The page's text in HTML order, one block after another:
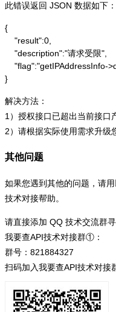
此错误返回 JSON 数据如下：
{
    "result":0,
    "description":"请求受限",
"flag":"getIPAddressInfo-
}
解决方法：
1）授权接口已超出当前接口
2）请根据实际使用需求升级
其他问题
如果您遇到其他的问题，请
技术对接帮助。
请直接添加 QQ 技术交流群寻
我要查API技术对接群①：
群号：821884327
扫码加入我要查API技术对接